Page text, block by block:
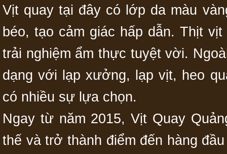
Vịt quay tại đây có lớp da màu
béo, tạo cảm giác hấp dẫn. Thịt
trải nghiệm ẩm thực tuyệt vời.
dạng với lạp xưởng, lạp vịt, heo
có nhiều sự lựa chọn.
Ngay từ năm 2015, Vịt Quay
thế và trở thành điểm đến hàng